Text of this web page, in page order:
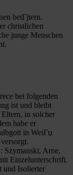
betГјtern.
christlichen
junge Menschen
bei folgenden
ist und bleibt
in solcher
habe er
in WeiГџ
Szymanski, Arne,
Einzelunterschrift.
und Isolierter